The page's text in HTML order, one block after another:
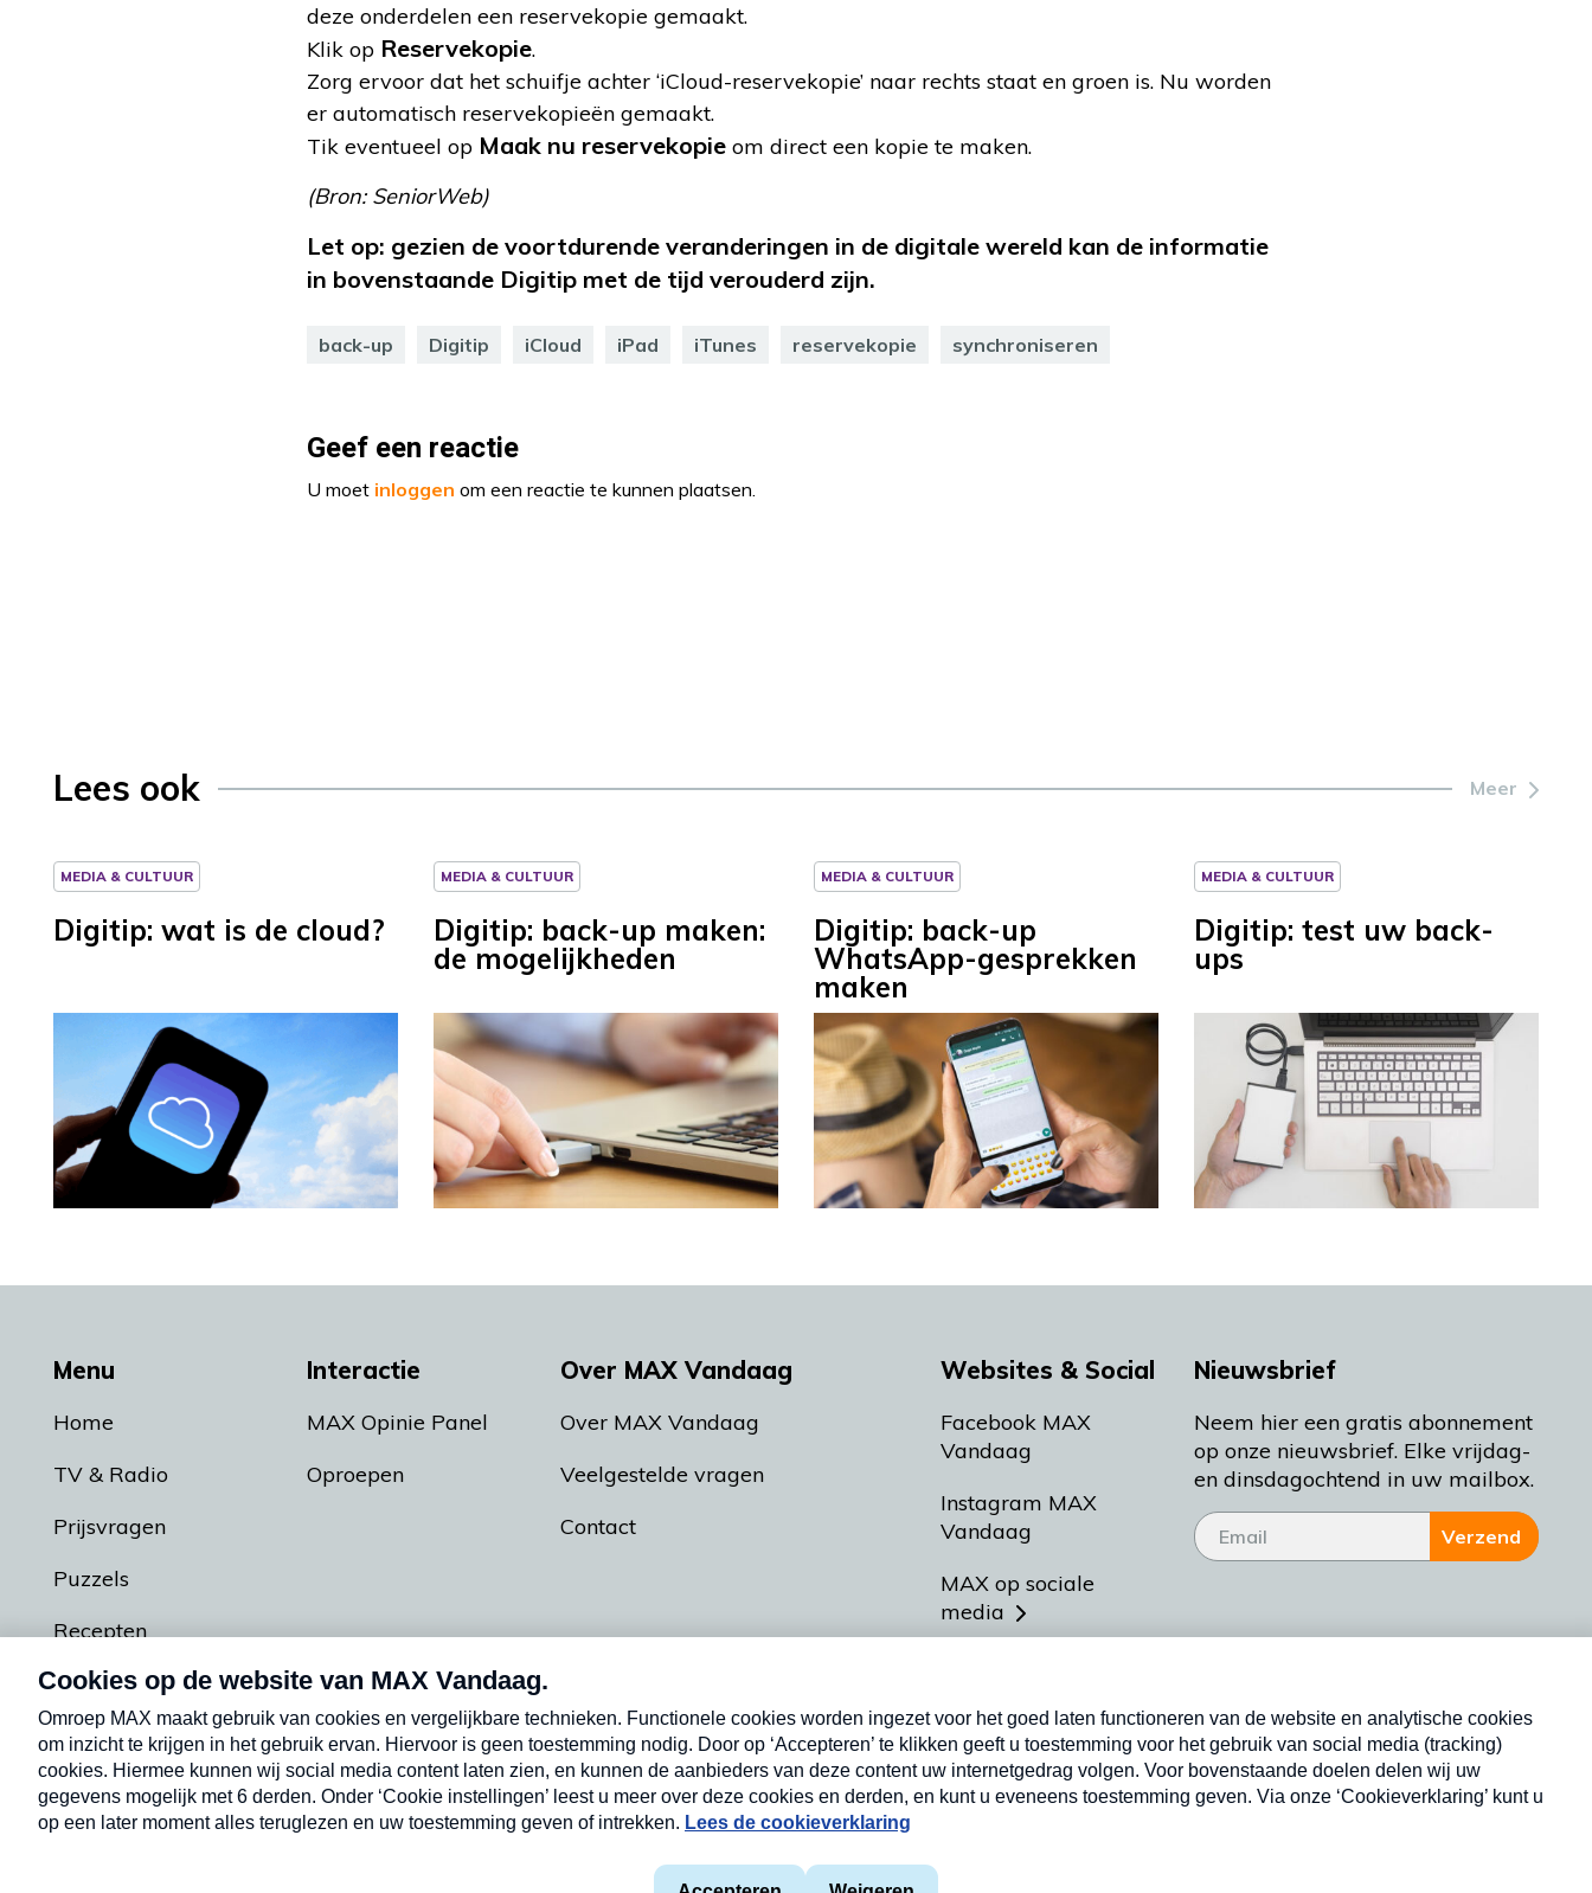
deze onderdelen een reservekopie gemaakt.
Klik op Reservekopie.
Zorg ervoor dat het schuifje achter ‘iCloud-reservekopie’ naar rechts staat en groen is. Nu worden
er automatisch reservekopieën gemaakt.
Tik eventueel op Maak nu reservekopie om direct een kopie te maken.
(Bron: SeniorWeb)
Let op: gezien de voortdurende veranderingen in de digitale wereld kan de informatie
in bovenstaande Digitip met de tijd verouderd zijn.
back-up Digitip iCloud iPad iTunes reservekopie synchroniseren
Geef een reactie
U moet inloggen om een reactie te kunnen plaatsen.
Lees ook Meer
MEDIA & CULTUUR
Digitip: wat is de cloud?
MEDIA & CULTUUR
Digitip: back-up maken:
de mogelijkheden
MEDIA & CULTUUR
Digitip: back-up
WhatsApp-gesprekken
maken
MEDIA & CULTUUR
Digitip: test uw back-
ups
Menu
Home
TV & Radio
Prijsvragen
Puzzels
Recepten
Podcasts
Interactie
MAX Opinie Panel
Oproepen
Over MAX Vandaag
Over MAX Vandaag
Veelgestelde vragen
Contact
Websites & Social
Facebook MAX
Vandaag
Instagram MAX
Vandaag
MAX op sociale
media
Meldpunt Actueel
Heel Holland Bakt
Nieuwsbrief
Neem hier een gratis abonnement
op onze nieuwsbrief. Elke vrijdag-
en dinsdagochtend in uw mailbox.
Verzend
Nieuwsbrief
Neem hier een gratis abonnement op onze